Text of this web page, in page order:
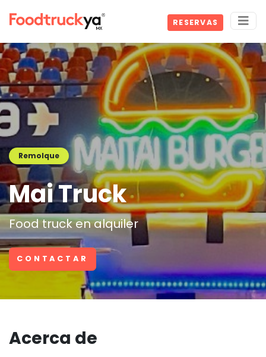
RESERVAS
Remolque
Mai Truck
Food truck en alquiler
CONTACTAR
Acerca de